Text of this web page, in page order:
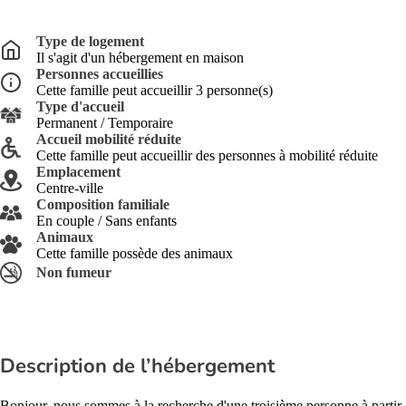
Type de logement
Il s'agit d'un hébergement en maison
Personnes accueillies
Cette famille peut accueillir 3 personne(s)
Type d'accueil
Permanent / Temporaire
Accueil mobilité réduite
Cette famille peut accueillir des personnes à mobilité réduite
Emplacement
Centre-ville
Composition familiale
En couple / Sans enfants
Animaux
Cette famille possède des animaux
Non fumeur
Description de l’hébergement